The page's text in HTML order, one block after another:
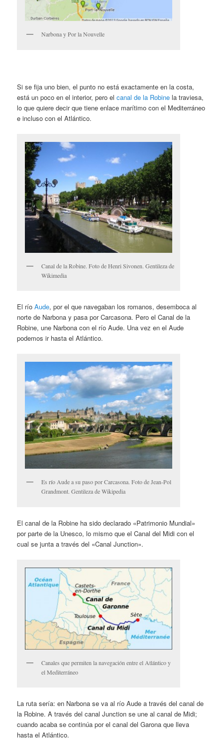
Narbona y Por la Nouvelle
Si se fija uno bien, el punto no está exactamente en la costa,
está un poco en el interior, pero elcanal de la Robine la traviesa,
lo que quiere decir que tiene enlace marítimo con el Mediterráneo
e incluso con el Atlántico.
Canal de la Robine. Foto de Henri Sivonen. Gentileza de
Wikimedia
El ríoAude, por el que navegaban los romanos, desemboca al
norte de Narbona y pasa por Carcasona. Pero el Canal de la
Robine, une Narbona con el río Aude. Una vez en el Aude
podemos ir hasta el Atlántico.
Es río Aude a su paso por Carcasona. Foto de Jean-Pol
Grandmont. Gentileza de Wikipedia
El canal de la Robine ha sido declarado «Patrimonio Mundial»
por parte de la Unesco, lo mismo que el Canal del Midi con el
cual se junta a través del «Canal Junction».
Canales que permiten la navegación entre el Atlántico y
el Mediterráneo
La ruta sería: en Narbona se va al río Aude a través del canal de
la Robine. A través del canal Junction se une al canal de Midi;
cuando acaba se continúa por el canal del Garona que lleva
hasta el Atlántico.